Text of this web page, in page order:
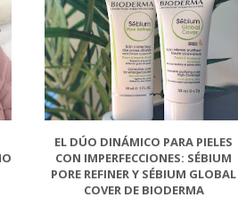
EL DÚO DINÁMICO PARA PIELES
CON IMPERFECCIONES: SÉBIUM
PORE REFINER Y SÉBIUM GLOBAL
COVER DE BIODERMA